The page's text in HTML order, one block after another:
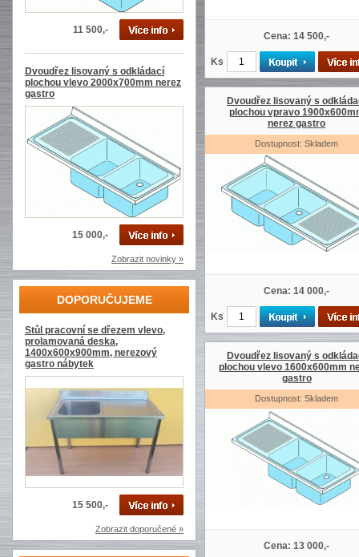
11 500,-
Dvoudřez lisovaný s odkládací
plochou vlevo 2000x700mm nerez
gastro
15 000,-
Zobrazit novinky »
DOPORUČUJEME
Stůl pracovní se dřezem vlevo,
prolamovaná deska,
1400x600x900mm, nerezový
gastro nábytek
15 500,-
Zobrazit doporučené »
Cena: 14 500,-
Ks
Dvoudřez lisovaný s
plochou vpravo
nerez gastro
Dostupnost: Skladem
Cena: 14 000,-
Ks
Dvoudřez lisovaný s
plochou vlevo 1600x600mm
gastro
Dostupnost: Skladem
Cena: 13 000,-